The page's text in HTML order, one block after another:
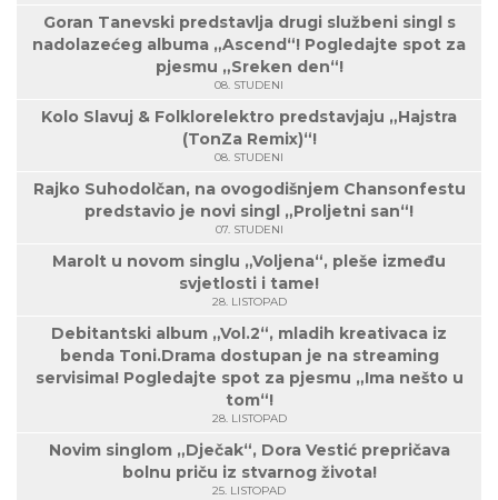
Goran Tanevski predstavlja drugi službeni singl s
nadolazećeg albuma „Ascend“! Pogledajte spot za
pjesmu „Sreken den“!
08. STUDENI
Kolo Slavuj & Folklorelektro predstavjaju „Hajstra
(TonZa Remix)“!
08. STUDENI
Rajko Suhodolčan, na ovogodišnjem Chansonfestu
predstavio je novi singl „Proljetni san“!
07. STUDENI
Marolt u novom singlu „Voljena“, pleše između
svjetlosti i tame!
28. LISTOPAD
Debitantski album „Vol.2“, mladih kreativaca iz
benda Toni.Drama dostupan je na streaming
servisima! Pogledajte spot za pjesmu „Ima nešto u
tom“!
28. LISTOPAD
Novim singlom „Dječak“, Dora Vestić prepričava
bolnu priču iz stvarnog života!
25. LISTOPAD